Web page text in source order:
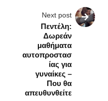
Next post
Πεντέλη:
Δωρεάν
μαθήματα
αυτοπροστασ
ίας για
γυναίκες –
Που θα
απευθυνθείτε